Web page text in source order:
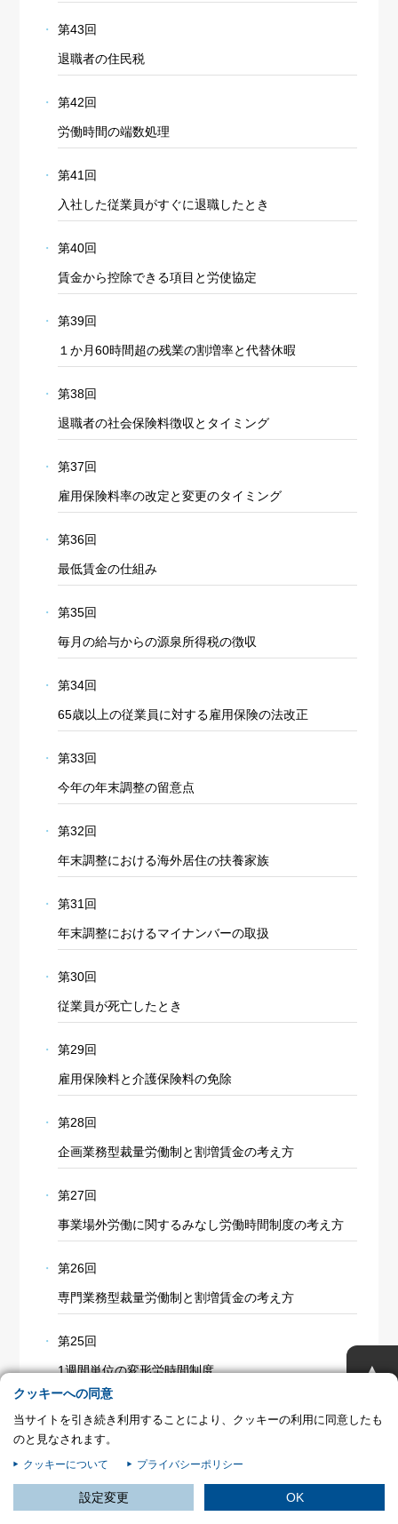
第43回
退職者の住民税
第42回
労働時間の端数処理
第41回
入社した従業員がすぐに退職したとき
第40回
賃金から控除できる項目と労使協定
第39回
１か月60時間超の残業の割増率と代替休暇
第38回
退職者の社会保険料徴収とタイミング
第37回
雇用保険料率の改定と変更のタイミング
第36回
最低賃金の仕組み
第35回
毎月の給与からの源泉所得税の徴収
第34回
65歳以上の従業員に対する雇用保険の法改正
第33回
今年の年末調整の留意点
第32回
年末調整における海外居住の扶養家族
第31回
年末調整におけるマイナンバーの取扱
第30回
従業員が死亡したとき
第29回
雇用保険料と介護保険料の免除
第28回
企画業務型裁量労働制と割増賃金の考え方
第27回
事業場外労働に関するみなし労働時間制度の考え方
第26回
専門業務型裁量労働制と割増賃金の考え方
第25回
1週間単位の変形労時間制度
第24回
フレックスタイム制の労働時間制度
第23回
▲
クッキーへの同意
当サイトを引き続き利用することにより、クッキーの利用に同意したも
のと見なされます。
クッキーについて プライバシーポリシー
設定変更 OK
プライバシー情報
プライバシー情報
ザに保存された情報が取得されることがあります。情報の主な保存先は
による設定、デバイス情報などです。これらの情報はサイトを正常に機能さ
せる目的を中心に使われます。個人を直接特定できる情報が保存されること
は通常ありませんが、Web サイトのパーソナライズに使われることはあり
Cookie については有効化を拒否できるよう配慮しています。各カテゴリを
クリックすることで、それらの Cookie に関する詳細を確認し、当サイトに
おけるデフォルト設定を変更できます。ただし、一部の Cookie を無効化し
た場合、サイトの利用やサービスの利用に影響が出る可能性があります。
細情報
パフォーマンス Cookie
ターゲティング Cookie
この設定で保存する